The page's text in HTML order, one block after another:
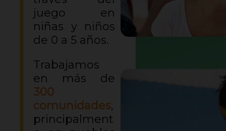
juego en
niñas y niños
de 0 a 5 años.
Trabajamos
en más de
300
comunidades,
principalment